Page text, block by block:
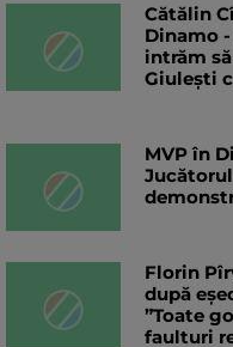
Cătălin
Dinamo
intrăm
Giulești
MVP în
Florin
după
”Toate
faulturi